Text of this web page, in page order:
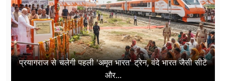
प्रयागराज से चलेगी पहली 'अमृत भारत' ट्रेन, वंदे भारत जैसी सीटें
और...